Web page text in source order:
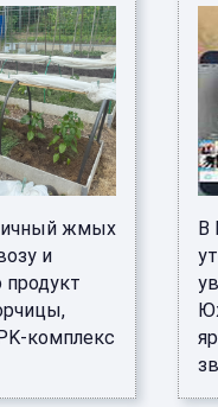
жмых
и
продукт
комплекс
В